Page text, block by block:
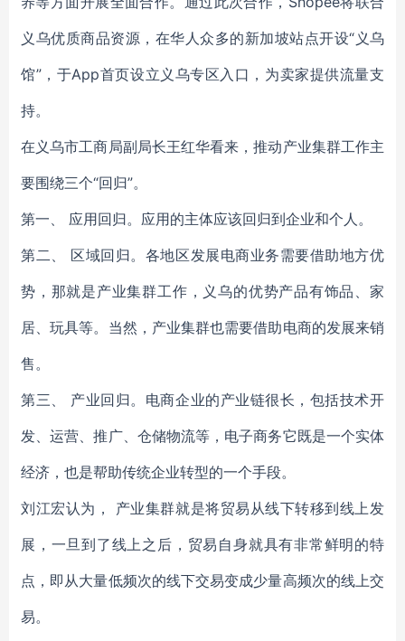
义乌优质商品资源，在华人众多的新加坡站点开设“义乌
馆”，于App首页设立义乌专区入口，为卖家提供流量支
持。
在义乌市工商局副局长王红华看来，推动产业集群工作主
要围绕三个“回归”。
第一、 应用回归。应用的主体应该回归到企业和个人。
第二、 区域回归。各地区发展电商业务需要借助地方优
势，那就是产业集群工作，义乌的优势产品有饰品、家
居、玩具等。当然，产业集群也需要借助电商的发展来销
售。
第三、 产业回归。电商企业的产业链很长，包括技术开
发、运营、推广、仓储物流等，电子商务它既是一个实体
经济，也是帮助传统企业转型的一个手段。
刘江宏认为， 产业集群就是将贸易从线下转移到线上发
展，一旦到了线上之后，贸易自身就具有非常鲜明的特
点，即从大量低频次的线下交易变成少量高频次的线上交
易。